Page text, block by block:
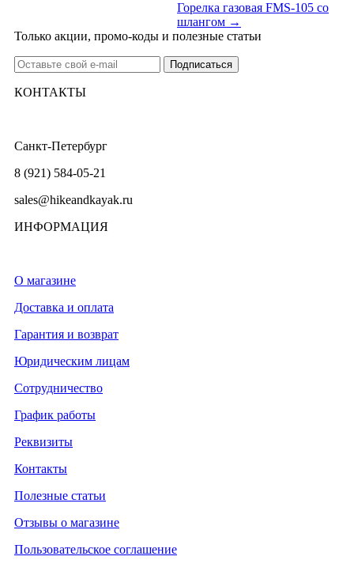
Горелка газовая FMS-105 со
шлангом →
Только акции, промо-коды и полезные статьи
КОНТАКТЫ
Санкт-Петербург
8 (921) 584-05-21
sales@hikeandkayak.ru
ИНФОРМАЦИЯ
О магазине
Доставка и оплата
Гарантия и возврат
Юридическим лицам
Сотрудничество
График работы
Реквизиты
Контакты
Полезные статьи
Отзывы о магазине
Пользовательское соглашение